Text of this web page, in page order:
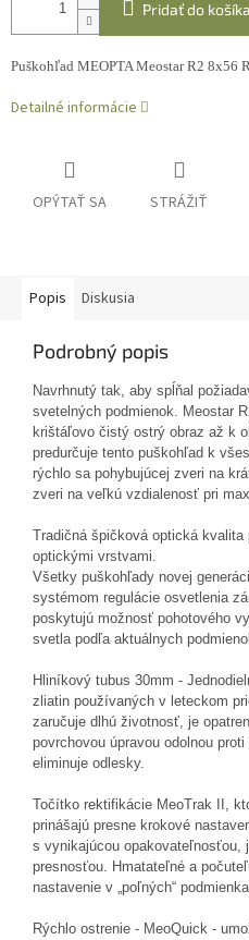
Pridať do košíka
Puškohľad MEOPTA Meostar R2 8x56
Detailné informácie
OPÝTAŤ SA STRÁŽIŤ
Popis Diskusia
Podrobný popis
Navrhnutý tak, aby spĺňal
svetelných podmienok. Meostar
krištáľovo čistý ostrý obraz až k
predurčuje tento puškohľad k
rýchlo sa pohybujúcej zveri na
zveri na veľkú vzdialenosť pri
Tradičná špičková optická kvalita
optickými vrstvami.
Všetky puškohľady novej
systémom regulácie osvetlenia
poskytujú možnosť pohotového
svetla podľa aktuálnych
Hliníkový tubus 30mm -
zliatin používaných v leteckom
zaručuje dlhú životnosť, je
povrchovou úpravou odolnou
eliminuje odlesky.
Točítko rektifikácie MeoTrak II,
prinášajú presne krokové
s vynikajúcou opakovateľnosťou,
presnosťou. Hmatateľné a
nastavenie v „poľných“
Rýchlo ostrenie - MeoQuick -